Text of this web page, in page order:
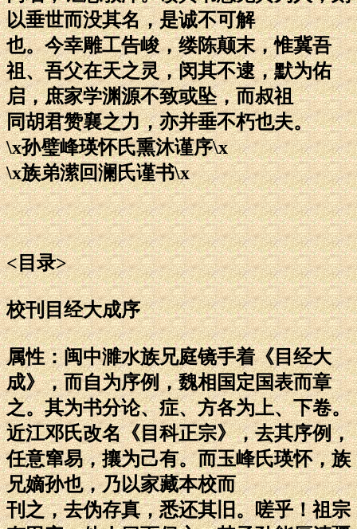
以垂世而没其名，是诚不可解
也。今幸雕工告峻，缕陈颠末，惟冀吾
祖、吾父在天之灵，闵其不逮，默为佑
启，庶家学渊源不致或坠，而叔祖
同胡君赞襄之力，亦并垂不朽也夫。
\x孙璧峰瑛怀氏熏沐谨序\x
\x族弟潆回澜氏谨书\x
<目录>
校刊目经大成序
属性：闽中濉水族兄庭镜手着《目经大
成》，而自为序例，魏相国定国表而章
之。其为书分论、症、方各为上、下卷。
近江邓氏改名《目科正宗》，去其序例，
任意窜易，攘为己有。而玉峰氏瑛怀，族
兄嫡孙也，乃以家藏本校而
刊之，去伪存真，悉还其旧。嗟乎！祖宗